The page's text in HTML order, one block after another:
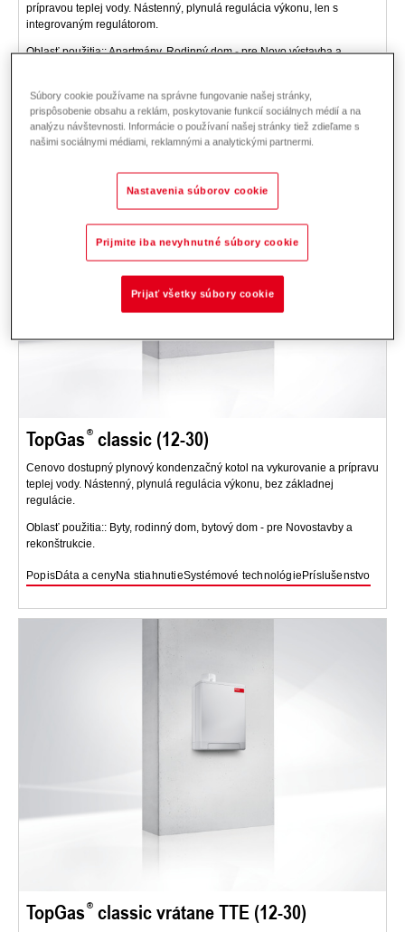
prípravou teplej vody. Nástenný, plynulá regulácia výkonu, len s
integrovaným regulátorom.
Oblasť použitia:: Apartmány, Rodinný dom - pre Novo výstavba a
PopisDáta a cenyNa stiahnutiePríslušenstvo
TopGas classic (12-30)
Cenovo dostupný plynový kondenzačný kotol na vykurovanie a prípravu
teplej vody. Nástenný, plynulá regulácia výkonu, bez základnej
regulácie.
Oblasť použitia:: Byty, rodinný dom, bytový dom - pre Novostavby a
rekonštrukcie.
PopisDáta a cenyNa stiahnutieSystémové technológie Príslušenstvo
TopGas classic vrátane TTE (12-30)
Súbory cookie používame na správne fungovanie našej stránky,
prispôsobenie obsahu a reklám, poskytovanie funkcií sociálnych médií a na
analýzu návštevnosti. Informácie o používaní našej stránky tiež zdieľame s
našimi sociálnymi médiami, reklamnými a analytickými partnermi.
Nastavenia súborov cookie
Prijmite iba nevyhnutné súbory cookie
Prijať všetky súbory cookie